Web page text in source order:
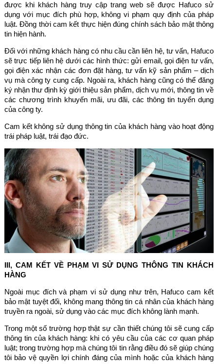
được khi khách hàng truy cập trang web sẽ được Hafuco sử
dụng với mục đích phù hợp, không vi phạm quy định của pháp
luật. Đồng thời cam kết thực hiện đúng chính sách bảo mật thông
tin hiện hành.
Đối với những khách hàng có nhu cầu cần liên hệ, tư vấn, Hafuco
sẽ trực tiếp liên hệ dưới các hình thức: gửi email, gọi điện tư vấn,
gọi điện xác nhận các đơn đặt hàng, tư vấn kỹ sản phẩm – dịch
vụ mà công ty cung cấp. Ngoài ra, khách hàng cũng có thể đăng
ký nhận thư định kỳ giới thiệu sản phẩm, dịch vụ mới, thông tin về
các chương trình khuyến mãi, ưu đãi, các thông tin tuyển dụng
của công ty.
Cam kết không sử dụng thông tin của khách hàng vào hoạt động
trái pháp luật, trái đạo đức.
III, CAM KẾT VỀ PHẠM VI SỬ DỤNG THÔNG TIN KHÁCH
HÀNG
Ngoài mục đích và phạm vi sử dụng như trên, Hafuco cam kết
bảo mật tuyệt đối, không mang thông tin cá nhân của khách hàng
truyền ra ngoài, sử dụng vào các mục đích không lành mạnh.
Trong một số trường hợp thật sự cần thiết chúng tôi sẽ cung cấp
thông tin của khách hàng: khi có yêu cầu của các cơ quan pháp
luật; trong trường hợp mà chúng tôi tin rằng điều đó sẽ giúp chúng
tôi bảo vệ quyền lợi chính đáng của mình hoặc của khách hàng